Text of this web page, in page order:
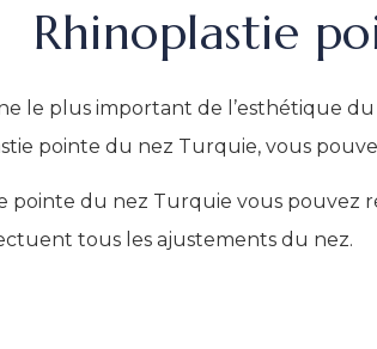
Rhinoplastie
le plus important de l’esthétique
pointe du nez Turquie, vous
pointe du nez Turquie vous pouvez
tous les ajustements du nez.